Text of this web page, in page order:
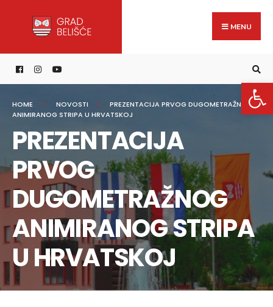
content
MENU
HOME NOVOSTI
PREZENTACIJA PRVOG DUGOMETRAŽNOG
ANIMIRANOG STRIPA U HRVATSKOJ
PREZENTACIJA
PRVOG
DUGOMETRAŽNOG
ANIMIRANOG STRIPA
U HRVATSKOJ
for: